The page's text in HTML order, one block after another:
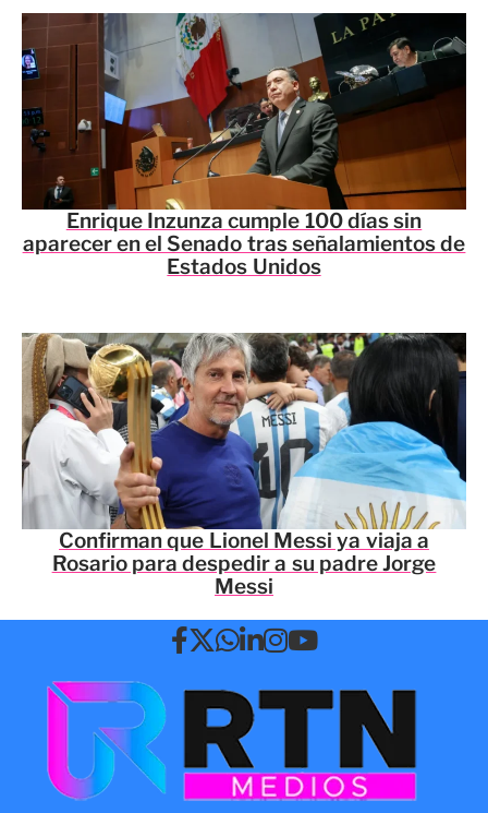
Enrique Inzunza cumple 100 días sin
aparecer en el Senado tras señalamientos de
Estados Unidos
Confirman que Lionel Messi ya viaja a
Rosario para despedir a su padre Jorge
Messi